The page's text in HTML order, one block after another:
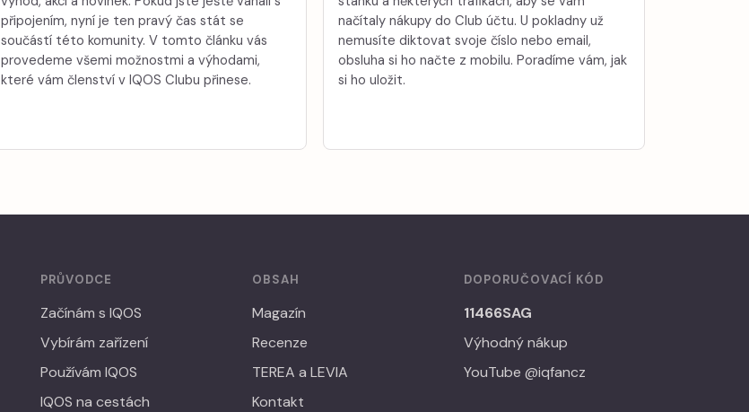
připojením, nyní je ten pravý čas stát se
součástí této komunity. V tomto článku vás
provedeme všemi možnostmi a výhodami,
které vám členství v IQOS Clubu přinese.
načítaly nákupy do Club účtu. U pokladny už
nemusíte diktovat svoje číslo nebo email,
obsluha si ho načte z mobilu. Poradíme vám, jak
si ho uložit.
PRŮVODCE
Začínám s IQOS
Vybírám zařízení
Používám IQOS
IQOS na cestách
OBSAH
Magazín
Recenze
TEREA a LEVIA
Kontakt
DOPORUČOVACÍ KÓD
11466SAG
Výhodný nákup
YouTube @iqfancz